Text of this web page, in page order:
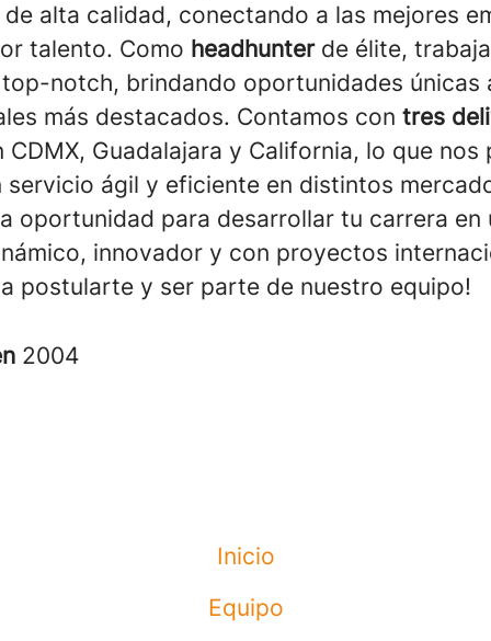
de alta calidad, conectando a las mejores
talento. Como headhunterde élite,
notch, brindando oportunidades únicas
más destacados. Contamos con tres
CDMX, Guadalajara y California, lo que nos
servicio ágil y eficiente en distintos
oportunidad para desarrollar tu carrera en
innovador y con proyectos
postularte y ser parte de nuestro equipo!
2004
Inicio
Equipo